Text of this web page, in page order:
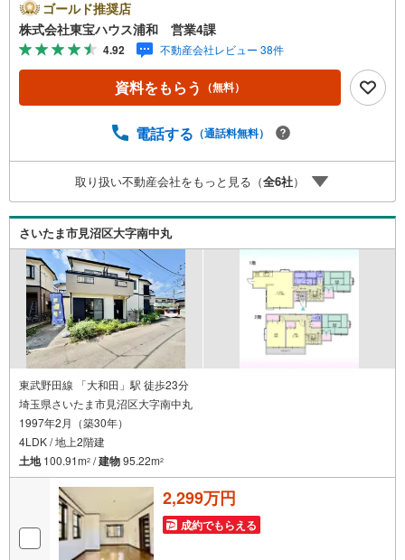
（年中無休）こちらの時間帯はお電話でのお問い合わせが
スムーズにご案内できますぜひお気軽にご連絡下さい！東
宝ハウスライフソリューションズグループ 東宝ハウス浦
和 特別提携金利〔一例〕東宝ハウス浦和の住宅ローン■変
動金利全期間引下げプラン⇒住宅ローン金利優遇割の最大
適用《0.89％》と某信用金庫金利1.275％の比較借入金4000
実行分まで（審査・要件があります）◇TOHO HOUSE CL
が直接ご対応ライフプランニング、かけつけサポート、Clu
b Offプレミアムなど多彩なサービスがございます
ゴールド推奨店
株式会社東宝ハウス浦和 営業4課
4.92 不動産会社レビュー 38件
資料をもらう （無料）
電話する （通話料無料）
取り扱い不動産会社をもっと見る（全6社）
さいたま市見沼区大字南中丸
東武野田線 「大和田」駅 徒歩23分
埼玉県さいたま市見沼区大字南中丸
1997年2月（築30年）
4LDK / 地上2階建
土地100.91m2 /建物95.22m2
2,299万円
成約でもらえる